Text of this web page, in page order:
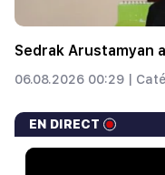
Sedrak Arustamyan
06.08.2026 00:29 |
EN DIRECT